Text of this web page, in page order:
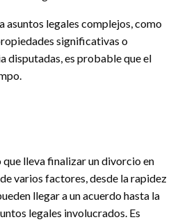
asuntos legales complejos, como
significativas o
disputadas, es probable que el
que lleva finalizar un divorcio en
varios factores, desde la rapidez
llegar a un acuerdo hasta la
legales involucrados. Es